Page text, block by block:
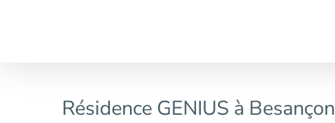
Résidence GENIUS à Besançon